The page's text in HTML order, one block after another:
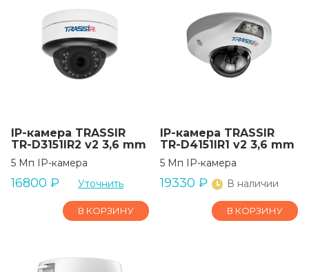
IP-камера TRASSIR
TR-D3151IR2 v2 3,6 mm
5 Мп IP-камера
16800 ₽ Уточнить
В КОРЗИНУ
IP-камера TRASSIR
TR-D4151IR1 v2 3,6 mm
5 Мп IP-камера
19330 ₽ В наличии
В КОРЗИНУ